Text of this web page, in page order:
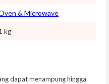
& Microwave
kg
dapat menampung hingga